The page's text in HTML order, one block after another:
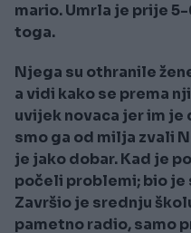
mario. Umrla je prije
toga.
Njega su othranile
a vidi kako se prema
uvijek novaca jer im je
smo ga od milja zvali
je jako dobar. Kad je
počeli problemi; bio je
Završio je srednju
pametno radio, samo